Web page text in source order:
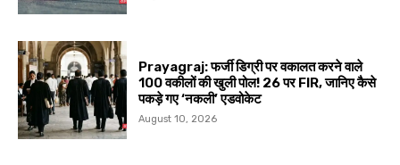
Prayagraj: फर्जी डिग्री पर वकालत करने वाले
100 वकीलों की खुली पोल! 26 पर FIR, जानिए कैसे
पकड़े गए ‘नकली’ एडवोकेट
August 10, 2026